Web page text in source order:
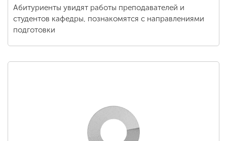
Абитуриенты увидят работы преподавателей и
студентов кафедры, познакомятся с направлениями
подготовки